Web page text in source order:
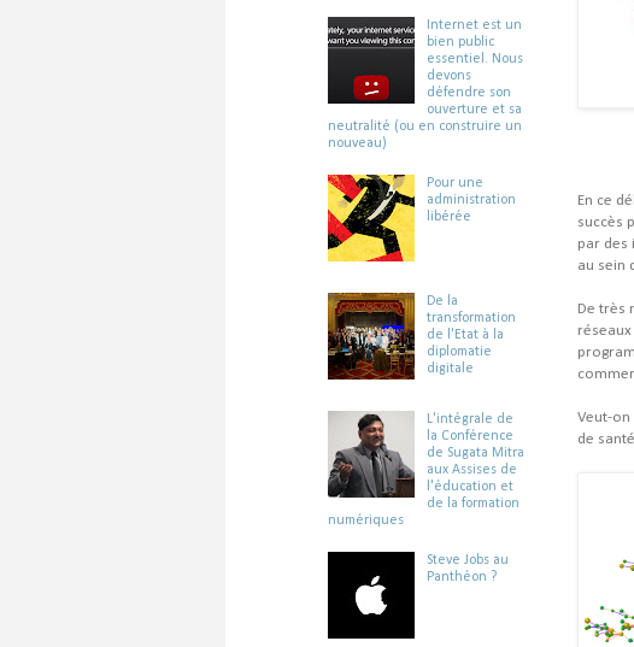
En ce
succès
par des
au sein
De très
Veut-
de
Internet est un
bien public
essentiel. Nous
devons
défendre son
ouverture et sa
neutralité (ou en construire un
nouveau)
Pour une
administration
libérée
De la
transformation
de l'Etat à la
diplomatie
digitale
L'intégrale de
la Conférence
de Sugata Mitra
aux Assises de
l'éducation et
de la formation
numériques
Steve Jobs au
Panthéon ?